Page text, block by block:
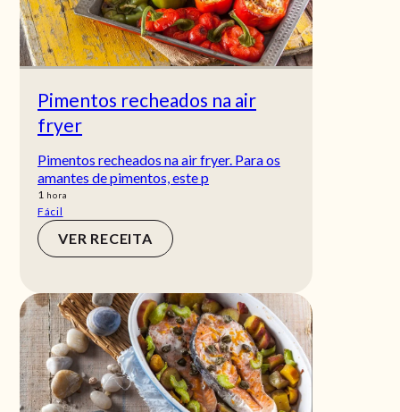
Pimentos recheados na air
fryer
Pimentos recheados na air fryer. Para os
amantes de pimentos, este p
1 hora
hora
Fácil
VER RECEITA